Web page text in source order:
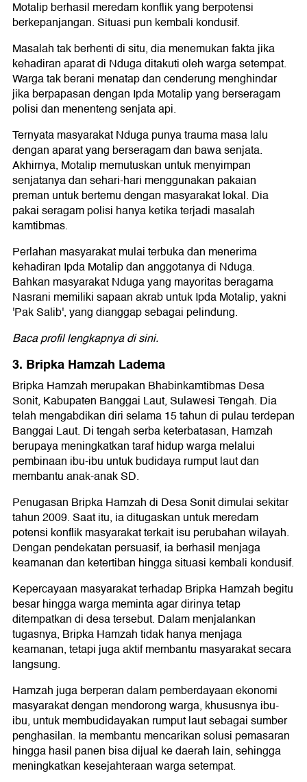
Motalip berhasil meredam konflik yang berpotensi
berkepanjangan. Situasi pun kembali kondusif.
Masalah tak berhenti di situ, dia menemukan fakta jika
kehadiran aparat di Nduga ditakuti oleh warga setempat.
Warga tak berani menatap dan cenderung menghindar
jika berpapasan dengan Ipda Motalip yang berseragam
polisi dan menenteng senjata api.
Ternyata masyarakat Nduga punya trauma masa lalu
dengan aparat yang berseragam dan bawa senjata.
Akhirnya, Motalip memutuskan untuk menyimpan
senjatanya dan sehari-hari menggunakan pakaian
preman untuk bertemu dengan masyarakat lokal. Dia
pakai seragam polisi hanya ketika terjadi masalah
kamtibmas.
Perlahan masyarakat mulai terbuka dan menerima
kehadiran Ipda Motalip dan anggotanya di Nduga.
Bahkan masyarakat Nduga yang mayoritas beragama
Nasrani memiliki sapaan akrab untuk Ipda Motalip, yakni
'Pak Salib', yang dianggap sebagai pelindung.
Baca profil lengkapnya di sini.
3. Bripka Hamzah Ladema
Bripka Hamzah merupakan Bhabinkamtibmas Desa
Sonit, Kabupaten Banggai Laut, Sulawesi Tengah. Dia
telah mengabdikan diri selama 15 tahun di pulau terdepan
Banggai Laut. Di tengah serba keterbatasan, Hamzah
berupaya meningkatkan taraf hidup warga melalui
pembinaan ibu-ibu untuk budidaya rumput laut dan
membantu anak-anak SD.
Penugasan Bripka Hamzah di Desa Sonit dimulai sekitar
tahun 2009. Saat itu, ia ditugaskan untuk meredam
potensi konflik masyarakat terkait isu perubahan wilayah.
Dengan pendekatan persuasif, ia berhasil menjaga
keamanan dan ketertiban hingga situasi kembali kondusif.
Kepercayaan masyarakat terhadap Bripka Hamzah begitu
besar hingga warga meminta agar dirinya tetap
ditempatkan di desa tersebut. Dalam menjalankan
tugasnya, Bripka Hamzah tidak hanya menjaga
keamanan, tetapi juga aktif membantu masyarakat secara
langsung.
Hamzah juga berperan dalam pemberdayaan ekonomi
masyarakat dengan mendorong warga, khususnya ibu-
ibu, untuk membudidayakan rumput laut sebagai sumber
penghasilan. Ia membantu mencarikan solusi pemasaran
hingga hasil panen bisa dijual ke daerah lain, sehingga
meningkatkan kesejahteraan warga setempat.